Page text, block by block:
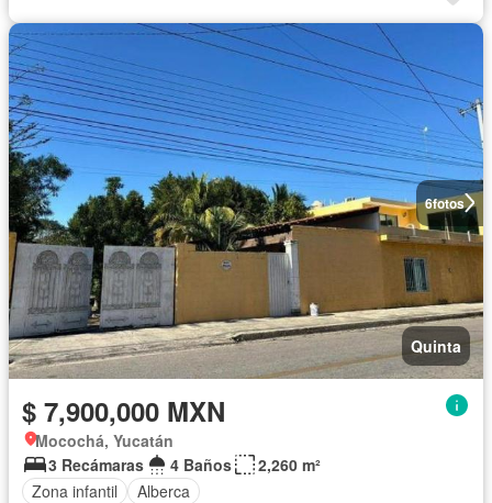
6fotos
Quinta
$ 7,900,000 MXN
Mocochá, Yucatán
3 Recámaras
4 Baños
2,260 m²
Zona infantil
Alberca